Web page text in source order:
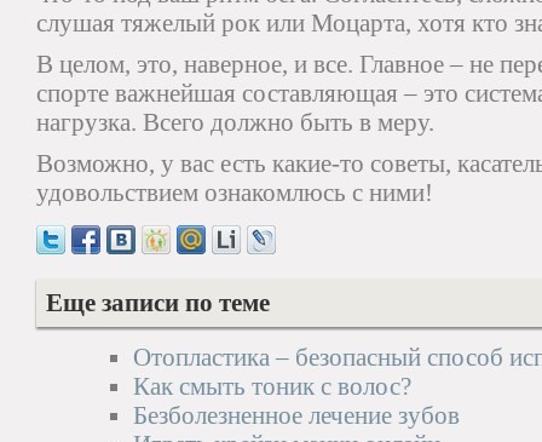
слушая тяжелый рок или Моцарта, хотя кто
В целом, это, наверное, и все. Главное – не
спорте важнейшая составляющая – это
нагрузка. Всего должно быть в меру.
Возможно, у вас есть какие-то советы,
удовольствием ознакомлюсь с ними!
Еще записи по теме
Отопластика – безопасный способ
Как смыть тоник с волос?
Безболезненное лечение зубов